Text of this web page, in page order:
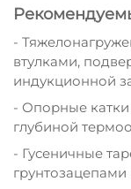
-
втулками,
индукционной
- Опорные
глубиной
- Гусеничные